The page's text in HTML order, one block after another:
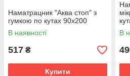
Наматрацник "Аква стоп" з
гумкою по кутах 90х200
В наявності
517 ₴
Купити
В